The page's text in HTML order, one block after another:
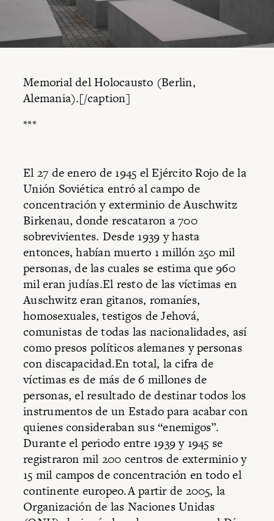
Memorial del Holocausto (Berlin,
Alemania).[/caption]
***
El 27 de enero de 1945 el Ejército Rojo de la
Unión Soviética entró al campo de
concentración y exterminio de Auschwitz
Birkenau, donde rescataron a 700
sobrevivientes. Desde 1939 y hasta
entonces, habían muerto 1 millón 250 mil
personas, de las cuales se estima que 960
mil eran judías.El resto de las víctimas en
Auschwitz eran gitanos, romaníes,
homosexuales, testigos de Jehová,
comunistas de todas las nacionalidades, así
como presos políticos alemanes y personas
con discapacidad.En total, la cifra de
víctimas es de más de 6 millones de
personas, el resultado de destinar todos los
instrumentos de un Estado para acabar con
quienes consideraban sus “enemigos”.
Durante el periodo entre 1939 y 1945 se
registraron mil 200 centros de exterminio y
15 mil campos de concentración en todo el
continente europeo.A partir de 2005, la
Organización de las Naciones Unidas